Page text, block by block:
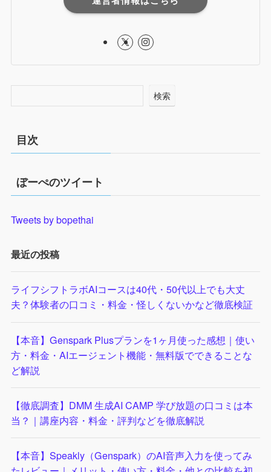
検索
目次
ぼーぺのツイート
Tweets by bopethai
最近の投稿
ライフシフトラボAIコースは40代・50代以上でも大丈
夫？体験者の口コミ・料金・怪しくないかなど徹底検証
【本音】Genspark Plusプランを1ヶ月使った感想｜使い
方・料金・AIエージェント機能・無料版でできることな
ど解説
【徹底調査】DMM 生成AI CAMP 学び放題の口コミは本
当？｜講座内容・料金・評判などを徹底解説
【本音】Speakly（Genspark）のAI音声入力を使ってみ